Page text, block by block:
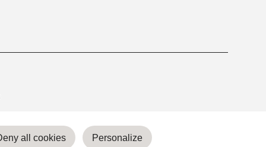
all cookies Personalize